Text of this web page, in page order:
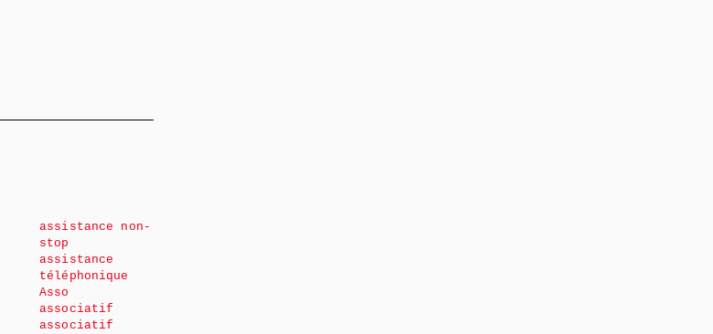
assistance non-
stop
assistance
téléphonique
Asso
associatif
associatif